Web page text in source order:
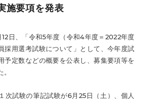
施要項を発表
日、「令和5年度（令和4年度＝2022年度
採用選考試験について」として、今年度試
予定数などの概要を公表し、募集要項等を
次試験の筆記試験が6月25日（土）、個人